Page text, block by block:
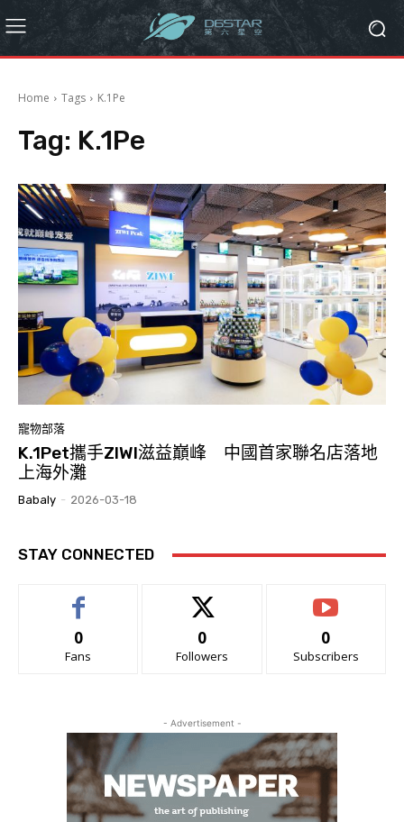
Home Tags K.1Pe
Tag: K.1Pe
寵物部落
K.1Pet攜手ZIWI滋益巔峰 中國首家聯名店落地
上海外灘
Babaly - 2026-03-18
STAY CONNECTED
0
Fans
0
Followers
0
Subscribers
- Advertisement -